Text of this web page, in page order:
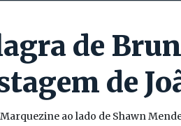
de
de
ao lado de Shawn